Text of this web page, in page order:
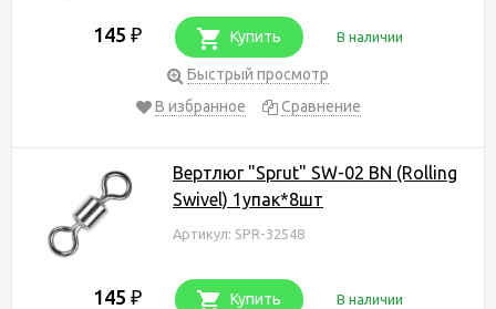
145 ₽ Купить В наличии
Быстрый просмотр
В избранное
Сравнение
Вертлюг "Sprut" SW-02 BN (Rolling
Swivel) 1упак*8шт
Артикул: SPR-32548
145 ₽ Купить В наличии